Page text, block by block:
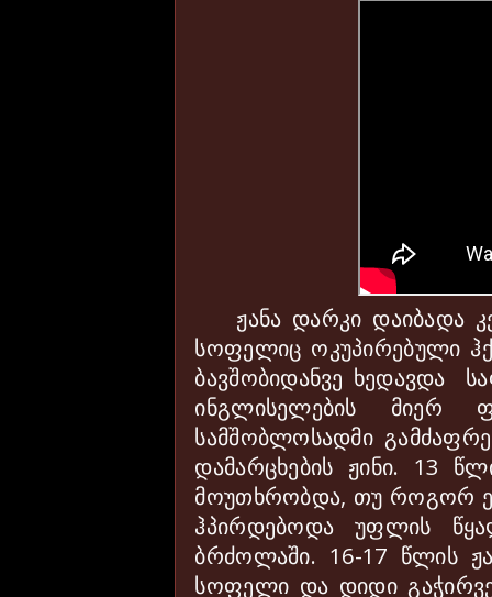
ჟანა დარკი დაიბადა
სოფელიც ოკუპირებული
ბავშობიდანვე ხედავდა
ინგლისელების მიერ
სამშობლოსადმი
დამარცხების ჟინი. 13
მოუთხრობდა, თუ როგორ
ჰპირდებოდა უფლის
ბრძოლაში. 16-17 წლის
სოფელი და დიდი